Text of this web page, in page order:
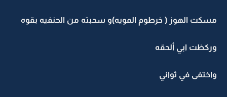
مسكت الهوز ( خرطوم المويه)و سحبته من الحنفيه بقوه
وركظت ابي ألحقه
واختفى في ثواني